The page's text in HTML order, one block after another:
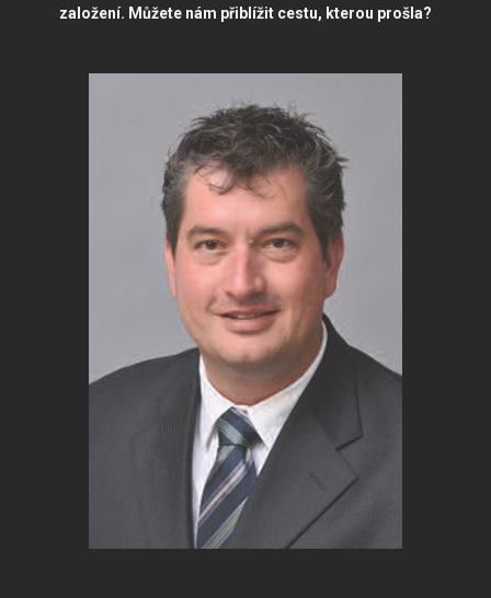
založení. Můžete nám přiblížit cestu, kterou prošla?